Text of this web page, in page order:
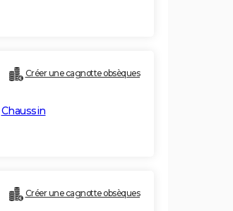
Créer une cagnotte obsèques
Chaussin
Créer une cagnotte obsèques